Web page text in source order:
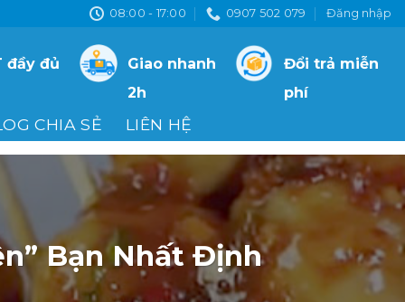
08:00 - 17:00 0907 502 079 Đăng nhập
đầy đủ
Giao nhanh
2h
Đổi trả miễn
phí
CHIA SẺ LIÊN HỆ
Bạn Nhất Định